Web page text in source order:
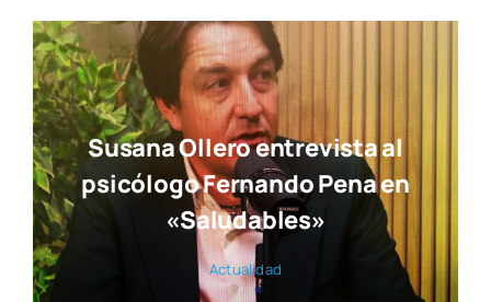
Susana Ollero entrevista al
psicólogo Fernando Pena en
«Saludables»
Actua­li­dad